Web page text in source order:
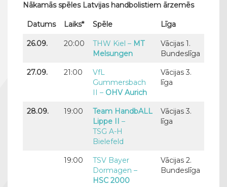
Nākamās spēles Latvijas handbolistiem ārzemēs
Datums Laiks* Spēle Līga
26.09. 20:00 THW Kiel – MT
Melsungen
Vācijas 1.
Bundeslīga
27.09. 21:00
VfL
Gummersbach
II – OHV Aurich
Vācijas 3.
līga
28.09. 19:00
Team HandbALL
Lippe II
–
TSG A-H
Bielefeld
Vācijas 3.
līga
19:00
TSV Bayer
Dormagen –
HSC 2000
Vācijas 2.
Bundeslīga